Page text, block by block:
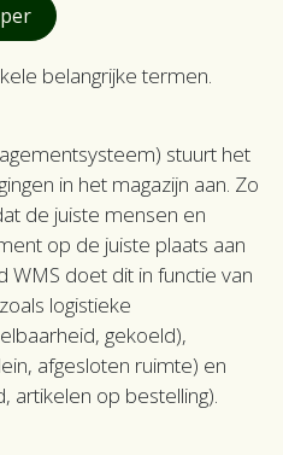
belangrijke termen.
stuurt het
in het magazijn aan. Zo
de juiste mensen en
op de juiste plaats aan
WMS doet dit in functie van
logistieke
gekoeld),
afgesloten ruimte) en
artikelen op bestelling).